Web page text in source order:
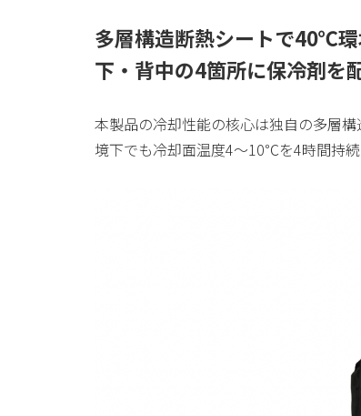
多層構造断熱シートで40℃
下・背中の4箇所に保冷剤を
本製品の冷却性能の核心は独自の多層
境下でも冷却面温度4〜10℃を4時間持続